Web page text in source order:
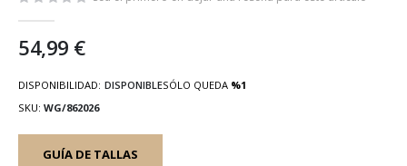
galería
de
imágenes
54,99 €
DISPONIBILIDAD: DISPONIBLESÓLO QUEDA %1
SKU WG/862026
GUÍA DE TALLAS